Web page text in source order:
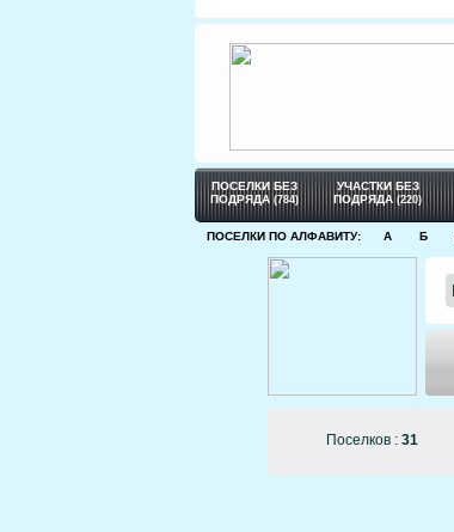
ПОСЕЛКИ БЕЗ
ПОДРЯДА (784)
УЧАСТКИ БЕЗ
ПОДРЯДА (220)
ПОСЕЛКИ ПО АЛФАВИТУ: А Б
Поселков : 31